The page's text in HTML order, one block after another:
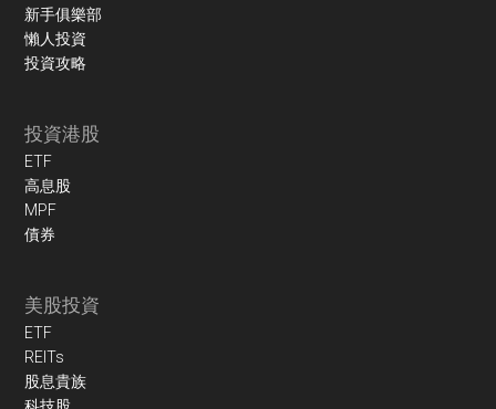
新手俱樂部
懶人投資
投資攻略
投資港股
ETF
高息股
MPF
債券
美股投資
ETF
REITs
股息貴族